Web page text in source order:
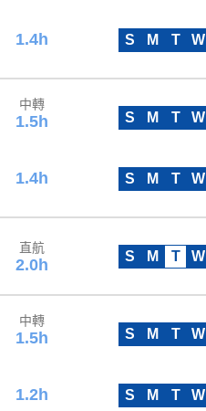
1.4h S M T W
中轉
1.5h S M T W
1.4h S M T W
直航
2.0h S M T W
中轉
1.5h S M T W
1.2h S M T W